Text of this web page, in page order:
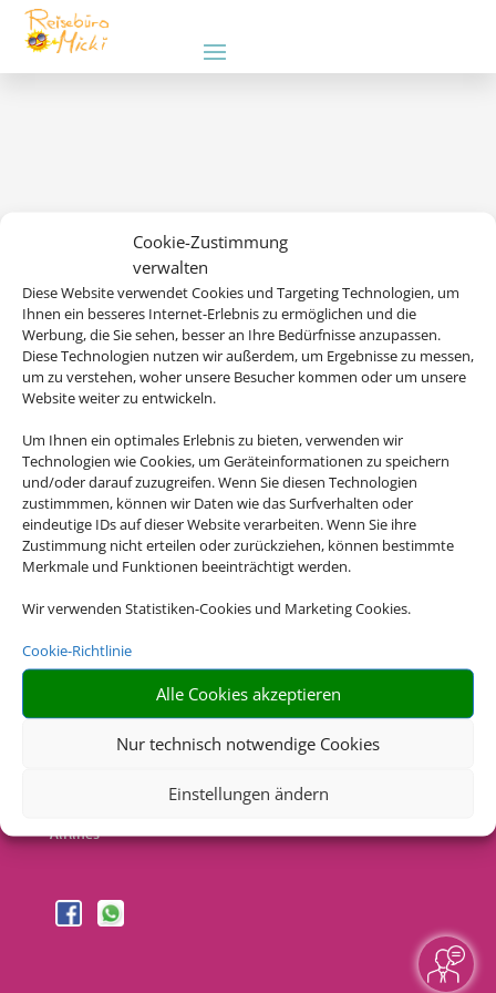
Cookie-Zustimmung
verwalten
Diese Website verwendet Cookies und Targeting Technologien, um
Ihnen ein besseres Internet-Erlebnis zu ermöglichen und die
Werbung, die Sie sehen, besser an Ihre Bedürfnisse anzupassen.
Diese Technologien nutzen wir außerdem, um Ergebnisse zu messen,
um zu verstehen, woher unsere Besucher kommen oder um unsere
Website weiter zu entwickeln.
Um Ihnen ein optimales Erlebnis zu bieten, verwenden wir
Technologien wie Cookies, um Geräteinformationen zu speichern
und/oder darauf zuzugreifen. Wenn Sie diesen Technologien
zustimmmen, können wir Daten wie das Surfverhalten oder
eindeutige IDs auf dieser Website verarbeiten. Wenn Sie ihre
Zustimmung nicht erteilen oder zurückziehen, können bestimmte
Merkmale und Funktionen beeinträchtigt werden.
Wir verwenden Statistiken-Cookies und Marketing Cookies.
Cookie-Richtlinie
Alle Cookies akzeptieren
Nur technisch notwendige Cookies
Einstellungen ändern
Wir brauchen Ihre Einwilligung
Um diesen Inhalt darzustellen, aktivieren Sie bitte die Cookies. Es
werden ggf. personenbezogene Daten verarbeitet.
Cookies akzeptieren
Die Abwicklung der Buchung übernimmt Schmetterling
International GmbH & Co.KG im Auftrag des Webseiteninhabers.
Rechtliche Informationen
Barrierefreiheitserklärung
Airlines